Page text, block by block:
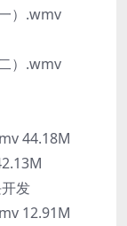
）.wmv
）.wmv
44.18M
发
12.91M